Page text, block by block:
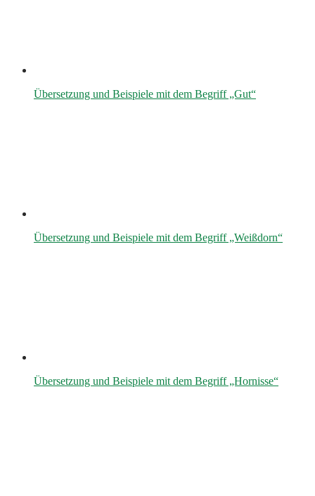
Übersetzung und Beispiele mit dem Begriff „Gut“
Übersetzung und Beispiele mit dem Begriff „Weißdorn“
Übersetzung und Beispiele mit dem Begriff „Hornisse“